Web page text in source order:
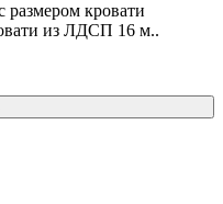
размером кровати
из ЛДСП 16 м..